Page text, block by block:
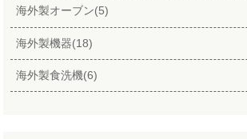
海外製オーブン(5)
海外製機器(18)
海外製食洗機(6)